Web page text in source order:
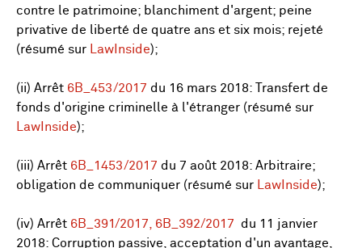
contre le patrimoine; blanchiment d'argent; peine
privative de liberté de quatre ans et six mois; rejeté
(résumé sur
LawInside);
(ii) Arrêt 6B_453/2017 du 16 mars 2018: Transfert de
fonds d'origine criminelle à l'étranger (résumé sur
LawInside);
(iii) Arrêt 6B_1453/2017 du 7 août 2018: Arbitraire;
obligation de communiquer (résumé sur
LawInside);
(iv) Arrêt 6B_391/2017, 6B_392/2017
du 11 janvier
2018: Corruption passive, acceptation d'un avantage,